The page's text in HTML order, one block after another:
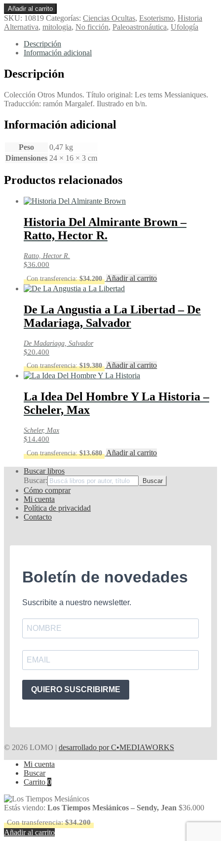
Los
Tiempos
Mesiánicos
Sendy,
Jean
Añadir al carrito
SKU: 10819 Categorías: Ciencias Ocultas, Esoterismo, Historia
Alternativa, mitologia, No ficción, Paleoastronáutica, Ufología
Descripción
Información adicional
Descripción
Colección Otros Mundos. Título original: Les tems Messianiques.
Traducción: ramón Margalef. Ilustrado en b/n.
Información adicional
Peso
0,47 kg
Dimensiones 24 × 16 × 3 cm
Productos relacionados
Historia Del Almirante Brown –
Ratto, Hector R.
Ratto, Hector R.
$36.000
Con transferencia:$34.200 Añadir al carrito
De La Angustia a La Libertad – De
Madariaga, Salvador
De Madariaga, Salvador
$20.400
Con transferencia:$19.380 Añadir al carrito
La Idea Del Hombre Y La Historia –
Scheler, Max
Scheler, Max
$14.400
Con transferencia:$13.680 Añadir al carrito
Buscar libros
Buscar:
Cómo comprar
Mi cuenta
Política de privacidad
Contacto
Boletín de novedades
Suscribite a nuestro newsletter.
QUIERO SUSCRIBIRME
© 2026 LOMO | desarrollado por C•MEDIAWORKS
Mi cuenta
Buscar
Carrito 0
Estás viendo: Los Tiempos Mesiánicos – Sendy, Jean $36.000
Con transferencia:$34.200
Añadir al carrito